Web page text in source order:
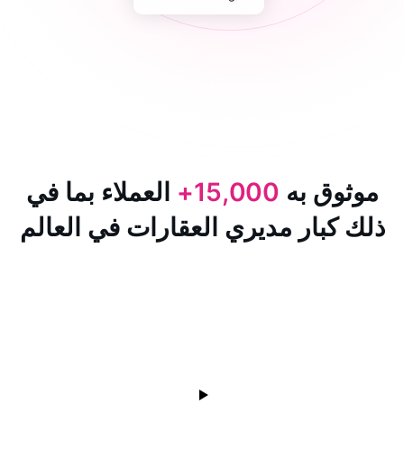
به15,000+ العملاء بما في
مديري العقارات في العالم